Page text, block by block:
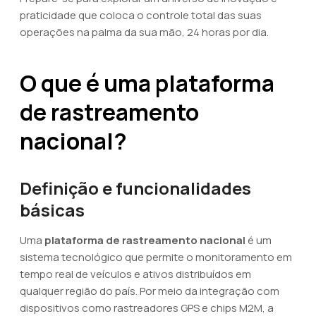
praticidade que coloca o controle total das suas
operações na palma da sua mão, 24 horas por dia.
O que é uma plataforma
de rastreamento
nacional?
Definição e funcionalidades
básicas
Uma plataforma de rastreamento nacional é um
sistema tecnológico que permite o monitoramento em
tempo real de veículos e ativos distribuídos em
qualquer região do país. Por meio da integração com
dispositivos como rastreadores GPS e chips M2M, a